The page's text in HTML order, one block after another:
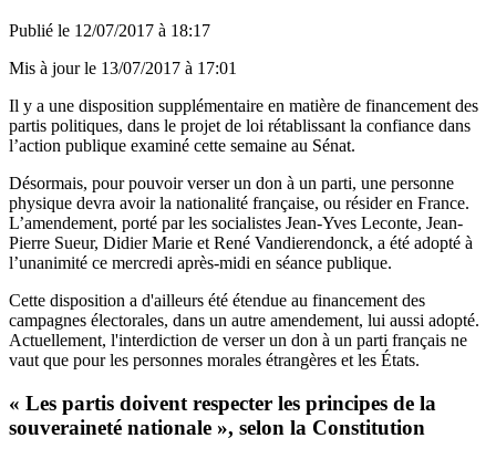
Publié le 12/07/2017 à 18:17
Mis à jour le 13/07/2017 à 17:01
Il y a une disposition supplémentaire en matière de financement des
partis politiques, dans le projet de loi rétablissant la confiance dans
l’action publique examiné cette semaine au Sénat.
Désormais, pour pouvoir verser un don à un parti, une personne
physique devra avoir la nationalité française, ou résider en France.
L’amendement, porté par les socialistes Jean-Yves Leconte, Jean-
Pierre Sueur, Didier Marie et René Vandierendonck, a été adopté à
l’unanimité ce mercredi après-midi en séance publique.
Cette disposition a d'ailleurs été étendue au financement des
campagnes électorales, dans un autre amendement, lui aussi adopté.
Actuellement, l'interdiction de verser un don à un parti français ne
vaut que pour les personnes morales étrangères et les États.
« Les partis doivent respecter les principes de la
souveraineté nationale », selon la Constitution